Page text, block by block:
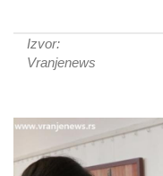
Izvor:
Vranjenews